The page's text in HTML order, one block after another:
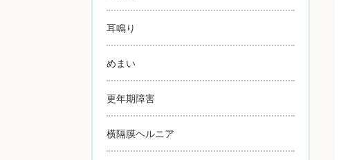
耳鳴り
めまい
更年期障害
横隔膜ヘルニア